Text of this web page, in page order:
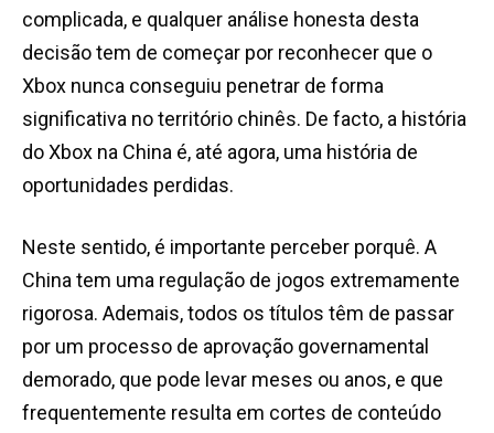
complicada, e qualquer análise honesta desta
decisão tem de começar por reconhecer que o
Xbox nunca conseguiu penetrar de forma
significativa no território chinês. De facto, a história
do Xbox na China é, até agora, uma história de
oportunidades perdidas.
Neste sentido, é importante perceber porquê. A
China tem uma regulação de jogos extremamente
rigorosa. Ademais, todos os títulos têm de passar
por um processo de aprovação governamental
demorado, que pode levar meses ou anos, e que
frequentemente resulta em cortes de conteúdo